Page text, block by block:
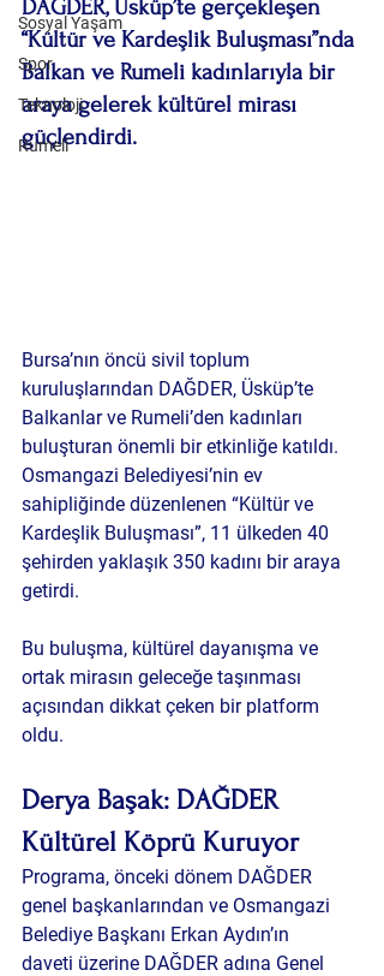
Sosyal Yaşam
Spor
Teknoloji
Rumeli
DAĞDER, Üsküp’te gerçekleşen
“Kültür ve Kardeşlik Buluşması”nda
Balkan ve Rumeli kadınlarıyla bir
araya gelerek kültürel mirası
güçlendirdi.
Bursa’nın öncü sivil toplum
kuruluşlarından DAĞDER, Üsküp’te
Balkanlar ve Rumeli’den kadınları
buluşturan önemli bir etkinliğe katıldı.
Osmangazi Belediyesi’nin ev
sahipliğinde düzenlenen “Kültür ve
Kardeşlik Buluşması”, 11 ülkeden 40
şehirden yaklaşık 350 kadını bir araya
getirdi.
Bu buluşma, kültürel dayanışma ve
ortak mirasın geleceğe taşınması
açısından dikkat çeken bir platform
oldu.
Derya Başak: DAĞDER
Kültürel Köprü Kuruyor
Programa, önceki dönem DAĞDER
genel başkanlarından ve Osmangazi
Belediye Başkanı Erkan Aydın’ın
daveti üzerine DAĞDER adına Genel